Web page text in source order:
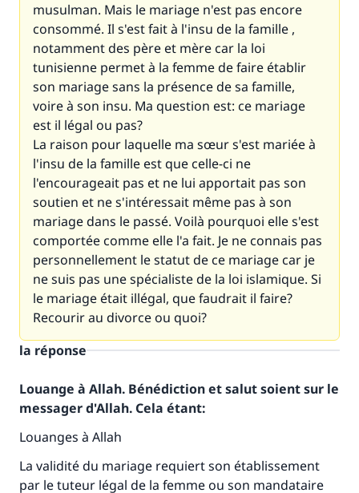
musulman. Mais le mariage n'est pas encore
consommé. Il s'est fait à l'insu de la famille ,
notamment des père et mère car la loi
tunisienne permet à la femme de faire établir
son mariage sans la présence de sa famille,
voire à son insu. Ma question est: ce mariage
est il légal ou pas?
La raison pour laquelle ma sœur s'est mariée à
l'insu de la famille est que celle-ci ne
l'encourageait pas et ne lui apportait pas son
soutien et ne s'intéressait même pas à son
mariage dans le passé. Voilà pourquoi elle s'est
comportée comme elle l'a fait. Je ne connais pas
personnellement le statut de ce mariage car je
ne suis pas une spécialiste de la loi islamique. Si
le mariage était illégal, que faudrait il faire?
Recourir au divorce ou quoi?
la réponse
Louange à Allah. Bénédiction et salut soient sur le
messager d'Allah. Cela étant:
Louanges à Allah
La validité du mariage requiert son établissement
par le tuteur légal de la femme ou son mandataire